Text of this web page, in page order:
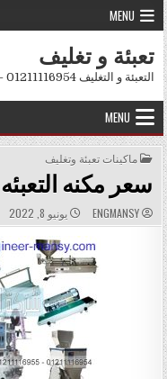
Skip to content
MENU
تعبئة و تغليف
التعبئة و التغليف 01211116954 – 01211116956 – 01211116958
MENU
POSTED IN
ماكينات تعبئة وتغليف
سعر مكنه
AUTHOR:
ENGMANSY
PUBLISHED DATE:
يونيو 8, 2022